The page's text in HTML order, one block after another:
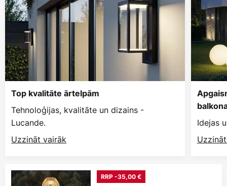
Top kvalitāte ārtelpām
Tehnoloģijas, kvalitāte un dizains -
Lucande.
Uzzināt vairāk
Idejas
RRP -35,00 €